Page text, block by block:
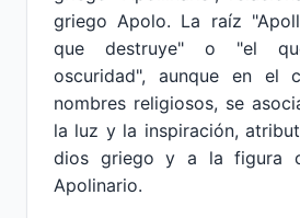
griego Apolo. La raíz
que destruye" o "el
oscuridad", aunque en el
nombres religiosos, se
la luz y la inspiración,
dios griego y a la figura
Apolinario.